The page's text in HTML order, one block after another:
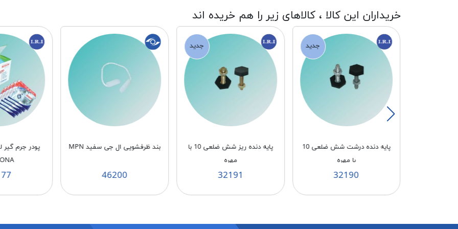
خریداران این کالا ، کالاهای زیر را هم خریده اند
جدید
پايه دنده درشت شش ضلعی 10
با مهره
32190
جدید
پايه دنده ريز شش ضلعی 10 با
مهره
32191
بند ظرفشویی ال جی سفید MPN
46200
پودر جرم